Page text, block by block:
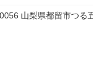
山梨県都留市つる